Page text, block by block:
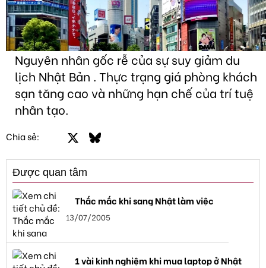
Nguyên nhân gốc rễ của sự suy giảm du
lịch Nhật Bản . Thực trạng giá phòng khách
sạn tăng cao và những hạn chế của trí tuệ
nhân tạo.
Chia sẻ: FacebookBluesky
Được quan tâm
Thắc mắc khi sang Nhật làm việc
13/07/2005
1 vài kinh nghiệm khi mua laptop ở Nhật